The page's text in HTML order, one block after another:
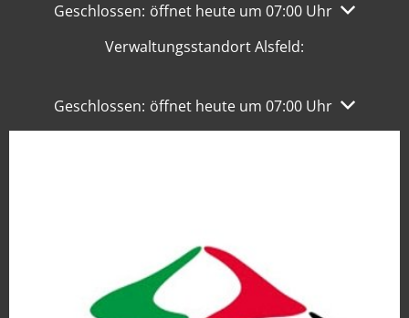
Klicken, um weitere Öffnungs- oder Schließzeiten
Geschlossen: öffnet heute um 07:00 Uhr
Verwaltungsstandort Alsfeld:
Klicken, um weitere Öffnungs- oder Schließzeiten
Geschlossen: öffnet heute um 07:00 Uhr